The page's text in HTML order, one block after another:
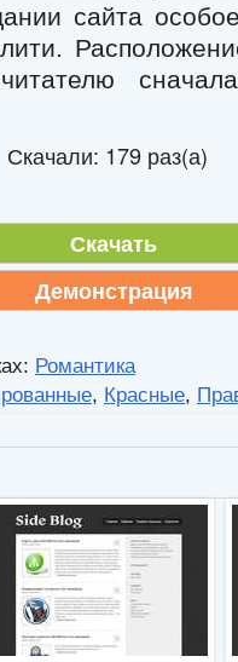
сайта
Скачали: 179 раз(а)
Скачать
Демонстрация
Романтика
, Красные,